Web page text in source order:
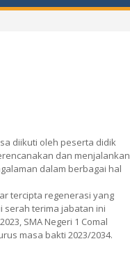
diikuti oleh peserta didik
dan menjalankan
dalam berbagai hal
tercipta regenerasi yang
serah terima jabatan ini
SMA Negeri 1 Comal
masa bakti 2023/2034.